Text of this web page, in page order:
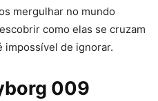
mergulhar no mundo
como elas se cruzam
impossível de ignorar.
009